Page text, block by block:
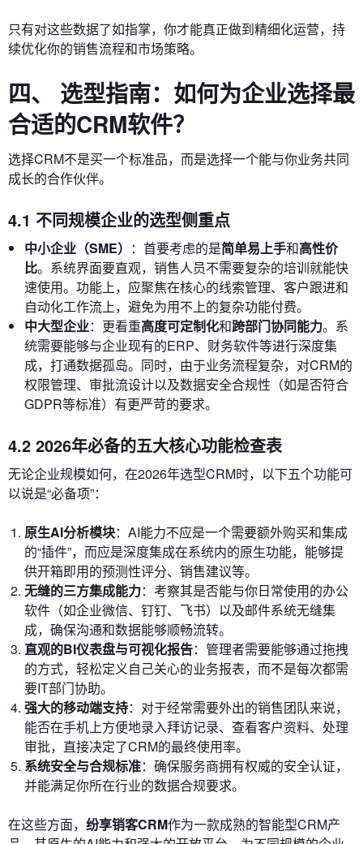
只有对这些数据了如指掌，你才能真正做到精细化运营，持
续优化你的销售流程和市场策略。
四、 选型指南：如何为企业选择最
合适的CRM软件？
选择CRM不是买一个标准品，而是选择一个能与你业务共同
成长的合作伙伴。
4.1 不同规模企业的选型侧重点
中小企业（SME） ：首要考虑的是简单易上手和高性价
比。系统界面要直观，销售人员不需要复杂的培训就能快
速使用。功能上，应聚焦在核心的线索管理、客户跟进和
自动化工作流上，避免为用不上的复杂功能付费。
中大型企业：更看重高度可定制化和跨部门协同能力。系
统需要能够与企业现有的ERP、财务软件等进行深度集
成，打通数据孤岛。同时，由于业务流程复杂，对CRM的
权限管理、审批流设计以及数据安全合规性（如是否符合
GDPR等标准）有更严苛的要求。
4.2 2026年必备的五大核心功能检查表
无论企业规模如何，在2026年选型CRM时，以下五个功能可
以说是“必备项”：
原生AI分析模块：AI能力不应是一个需要额外购买和集成
的“插件”，而应是深度集成在系统内的原生功能，能够提
供开箱即用的预测性评分、销售建议等。
无缝的三方集成能力：考察其是否能与你日常使用的办公
软件（如企业微信、钉钉、飞书）以及邮件系统无缝集
成，确保沟通和数据能够顺畅流转。
直观的BI仪表盘与可视化报告：管理者需要能够通过拖拽
的方式，轻松定义自己关心的业务报表，而不是每次都需
要IT部门协助。
强大的移动端支持：对于经常需要外出的销售团队来说，
能否在手机上方便地录入拜访记录、查看客户资料、处理
审批，直接决定了CRM的最终使用率。
系统安全与合规标准：确保服务商拥有权威的安全认证，
并能满足你所在行业的数据合规要求。
在这些方面， 纷享销客CRM作为一款成熟的智能型CRM产